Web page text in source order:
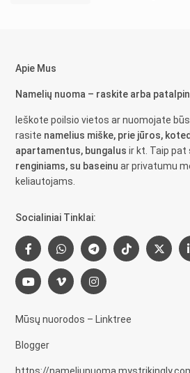
Apie Mus
Namelių nuoma – raskite arba
Ieškote poilsio vietos ar nuomojate
rasite namelius miške, prie jūros,
apartamentus, bungalus ir kt. Taip pat
renginiams, su baseinu ar privatumu
keliautojams.
Socialiniai Tinklai:
Mūsų nuorodos – Linktree
Blogger